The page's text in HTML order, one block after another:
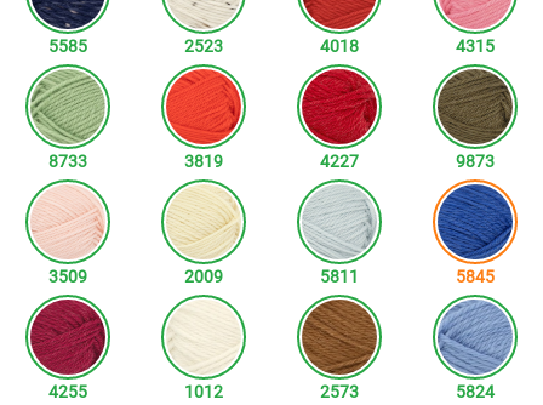
5585 2523 4018 4315
8733 3819 4227 9873
3509 2009 5811 5845
4255 1012 2573 5824